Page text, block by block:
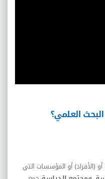
العلمي؟
(الأفراد) أو المؤسسات التي